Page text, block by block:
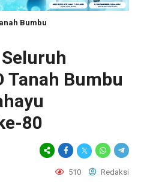
Bumbu
Tanah Bumbu
80
510 Redaksi